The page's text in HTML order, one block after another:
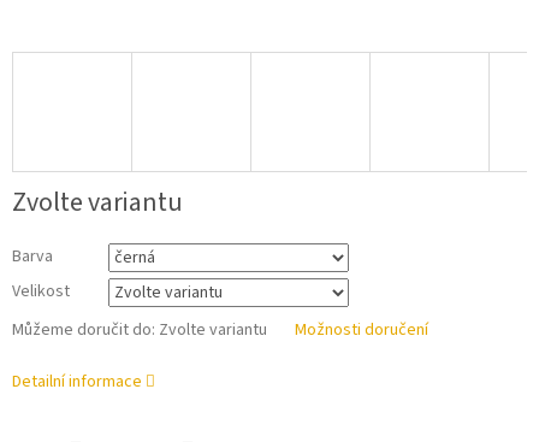
Zvolte variantu
Barva
Velikost
Můžeme doručit do: Zvolte variantu Možnosti doručení
Detailní informace